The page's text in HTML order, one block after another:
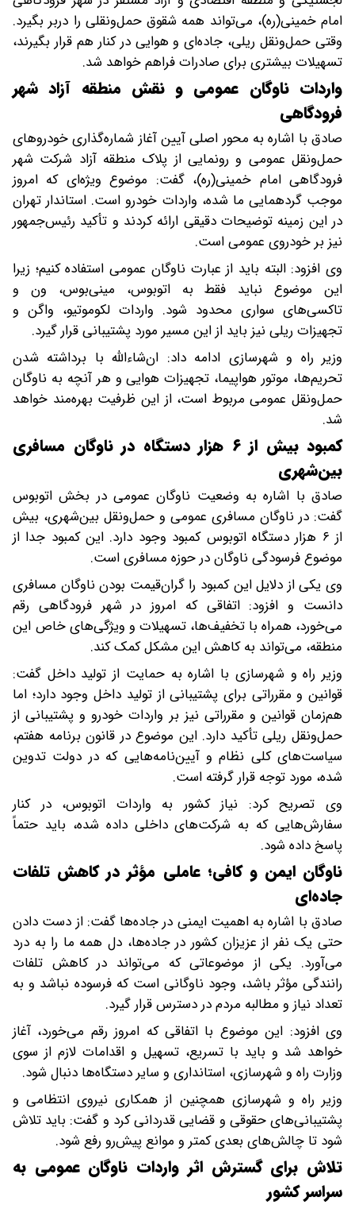
امام خمینی(ره)، می‌تواند همه شقوق حمل‌ونقلی را دربر بگیرد.
وقتی حمل‌ونقل ریلی، جاده‌ای و هوایی در کنار هم قرار بگیرند،
تسهیلات بیشتری برای صادرات فراهم خواهد شد.
واردات ناوگان عمومی و نقش منطقه آزاد شهر
فرودگاهی
صادق با اشاره به محور اصلی آیین آغاز شماره‌گذاری خودروهای
حمل‌ونقل عمومی و رونمایی از پلاک منطقه آزاد شرکت شهر
فرودگاهی امام خمینی(ره)، گفت: موضوع ویژه‌ای که امروز
موجب گردهمایی ما شده، واردات خودرو است. استاندار تهران
در این زمینه توضیحات دقیقی ارائه کردند و تأکید رئیس‌جمهور
نیز بر خودروی عمومی است.
وی افزود: البته باید از عبارت ناوگان عمومی استفاده کنیم؛ زیرا
این موضوع نباید فقط به اتوبوس، مینی‌بوس، ون و
تاکسی‌های سواری محدود شود. واردات لکوموتیو، واگن و
تجهیزات ریلی نیز باید از این مسیر مورد پشتیبانی قرار گیرد.
وزیر راه و شهرسازی ادامه داد: ان‌شاءالله با برداشته شدن
تحریم‌ها، موتور هواپیما، تجهیزات هوایی و هر آنچه به ناوگان
حمل‌ونقل عمومی مربوط است، از این ظرفیت بهره‌مند خواهد
شد.
کمبود بیش از ۶ هزار دستگاه در ناوگان مسافری
بین‌شهری
صادق با اشاره به وضعیت ناوگان عمومی در بخش اتوبوس
گفت: در ناوگان مسافری عمومی و حمل‌ونقل بین‌شهری، بیش
از ۶ هزار دستگاه اتوبوس کمبود وجود دارد. این کمبود جدا از
موضوع فرسودگی ناوگان در حوزه مسافری است.
وی یکی از دلایل این کمبود را گران‌قیمت بودن ناوگان مسافری
دانست و افزود: اتفاقی که امروز در شهر فرودگاهی رقم
می‌خورد، همراه با تخفیف‌ها، تسهیلات و ویژگی‌های خاص این
منطقه، می‌تواند به کاهش این مشکل کمک کند.
وزیر راه و شهرسازی با اشاره به حمایت از تولید داخل گفت:
قوانین و مقرراتی برای پشتیبانی از تولید داخل وجود دارد؛ اما
هم‌زمان قوانین و مقرراتی نیز بر واردات خودرو و پشتیبانی از
حمل‌ونقل ریلی تأکید دارد. این موضوع در قانون برنامه هفتم،
سیاست‌های کلی نظام و آیین‌نامه‌هایی که در دولت تدوین
شده، مورد توجه قرار گرفته است.
وی تصریح کرد: نیاز کشور به واردات اتوبوس، در کنار
سفارش‌هایی که به شرکت‌های داخلی داده شده، باید حتماً
پاسخ داده شود.
ناوگان ایمن و کافی؛ عاملی مؤثر در کاهش تلفات
جاده‌ای
صادق با اشاره به اهمیت ایمنی در جاده‌ها گفت: از دست دادن
حتی یک نفر از عزیزان کشور در جاده‌ها، دل همه ما را به درد
می‌آورد. یکی از موضوعاتی که می‌تواند در کاهش تلفات
رانندگی مؤثر باشد، وجود ناوگانی است که فرسوده نباشد و به
تعداد نیاز و مطالبه مردم در دسترس قرار گیرد.
وی افزود: این موضوع با اتفاقی که امروز رقم می‌خورد، آغاز
خواهد شد و باید با تسریع، تسهیل و اقدامات لازم از سوی
وزارت راه و شهرسازی، استانداری و سایر دستگاه‌ها دنبال شود.
وزیر راه و شهرسازی همچنین از همکاری نیروی انتظامی و
پشتیبانی‌های حقوقی و قضایی قدردانی کرد و گفت: باید تلاش
شود تا چالش‌های بعدی کمتر و موانع پیش‌رو رفع شود.
تلاش برای گسترش اثر واردات ناوگان عمومی به
سراسر کشور